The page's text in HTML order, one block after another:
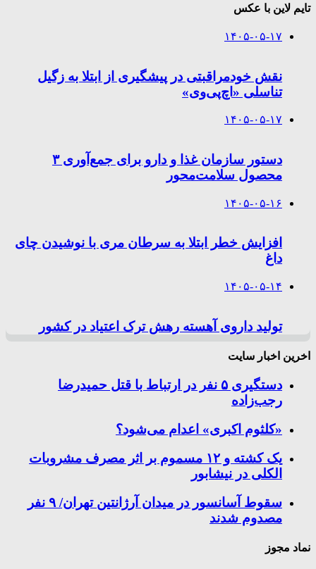
تایم لاین با عکس
۱۴۰۵-۰۵-۱۷
نقش خودمراقبتی در پیشگیری از ابتلا به زگیل
تناسلی «اچ‌پی‌وی»
۱۴۰۵-۰۵-۱۷
دستور سازمان غذا و دارو برای جمع‌آوری ۳
محصول سلامت‌محور
۱۴۰۵-۰۵-۱۶
افزایش خطر ابتلا به سرطان مری با نوشیدن چای
داغ
۱۴۰۵-۰۵-۱۴
تولید داروی آهسته رهش ترک اعتیاد در کشور
اخرین اخبار سایت
دستگیری ۵ نفر در ارتباط با قتل حمیدرضا
رجب‌زاده
«کلثوم اکبری» اعدام می‌شود؟
یک کشته و ۱۲ مسموم بر اثر مصرف مشروبات
الکلی در نیشابور
سقوط آسانسور در میدان آرژانتین تهران/ ۹ نفر
مصدوم شدند
نماد مجوز